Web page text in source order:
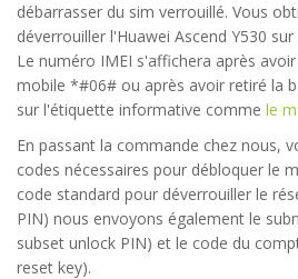
débarrasser du sim verrouillé. Vous
déverrouiller l'Huawei Ascend Y530
Le numéro IMEI s'affichera après
mobile *#06# ou après avoir retiré la
sur l'étiquette informative comme le
En passant la commande chez nous,
codes nécessaires pour débloquer le
code standard pour déverrouiller le
PIN) nous envoyons également le
subset unlock PIN) et le code du
reset key).